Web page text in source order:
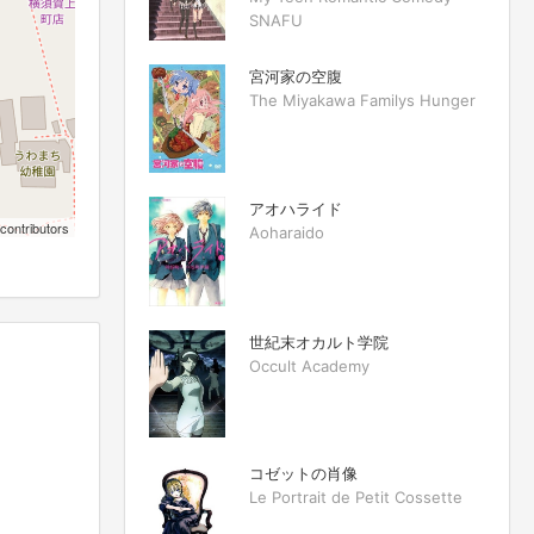
SNAFU
宮河家の空腹
The Miyakawa Familys Hunger
アオハライド
Aoharaido
世紀末オカルト学院
Occult Academy
コゼットの肖像
Le Portrait de Petit Cossette